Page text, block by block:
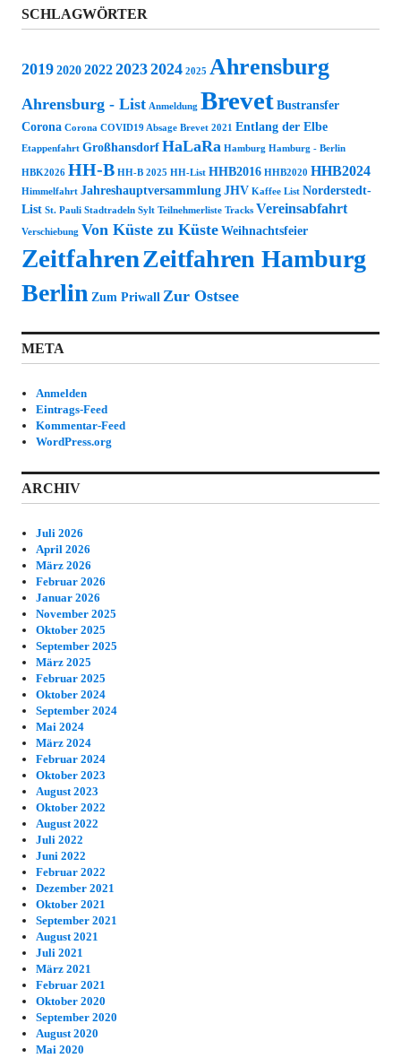
SCHLAGWÖRTER
2019 2020 202220232024 2025 Ahrensburg
Ahrensburg - List Anmeldung Brevet Bustransfer
Corona Corona COVID19 Absage Brevet 2021 Entlang der Elbe
Etappenfahrt Großhansdorf HaLaRa Hamburg Hamburg - Berlin
HBK2026 HH-B HH-B 2025 HH-List HHB2016 HHB2020 HHB2024
Himmelfahrt Jahreshauptversammlung JHV Kaffee List Norderstedt-
List St. Pauli Stadtradeln Sylt Teilnehmerliste Tracks Vereinsabfahrt
Verschiebung Von Küste zu Küste Weihnachtsfeier
ZeitfahrenZeitfahren Hamburg
Berlin Zum Priwall Zur Ostsee
META
Anmelden
Eintrags-Feed
Kommentar-Feed
WordPress.org
ARCHIV
Juli 2026
April 2026
März 2026
Februar 2026
Januar 2026
November 2025
Oktober 2025
September 2025
März 2025
Februar 2025
Oktober 2024
September 2024
Mai 2024
März 2024
Februar 2024
Oktober 2023
August 2023
Oktober 2022
August 2022
Juli 2022
Juni 2022
Februar 2022
Dezember 2021
Oktober 2021
September 2021
August 2021
Juli 2021
März 2021
Februar 2021
Oktober 2020
September 2020
August 2020
Mai 2020